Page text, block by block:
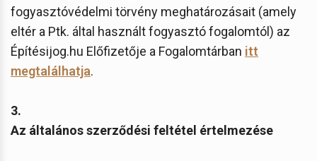
fogyasztóvédelmi törvény meghatározásait (amely
eltér a Ptk. által használt fogyasztó fogalomtól) az
Építésijog.hu Előfizetője a Fogalomtárban itt
megtalálhatja.
3.
Az általános szerződési feltétel értelmezése